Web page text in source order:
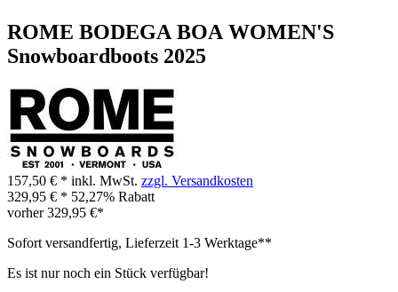
ROME BODEGA BOA WOMEN'S
Snowboardboots 2025
157,50 € * inkl. MwSt. zzgl. Versandkosten
329,95 € * 52,27% Rabatt
vorher329,95 €*
Sofort versandfertig, Lieferzeit 1-3 Werktage**
Es ist nur noch ein Stück verfügbar!